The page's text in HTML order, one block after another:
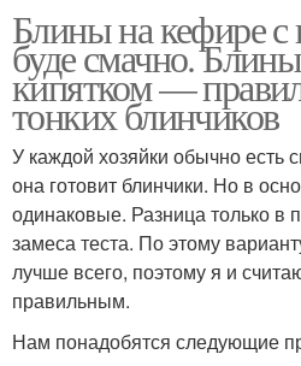
Блины на кефире с
буде смачно.
кипятком —
тонких блинчиков
У каждой хозяйки обычно есть
она готовит блинчики. Но в
одинаковые. Разница только в
замеса теста. По этому
лучше всего, поэтому я и
правильным.
Нам понадобятся следующие